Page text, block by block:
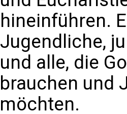
hineinführen.
Jugendliche,
und alle, die
brauchen und
möchten.